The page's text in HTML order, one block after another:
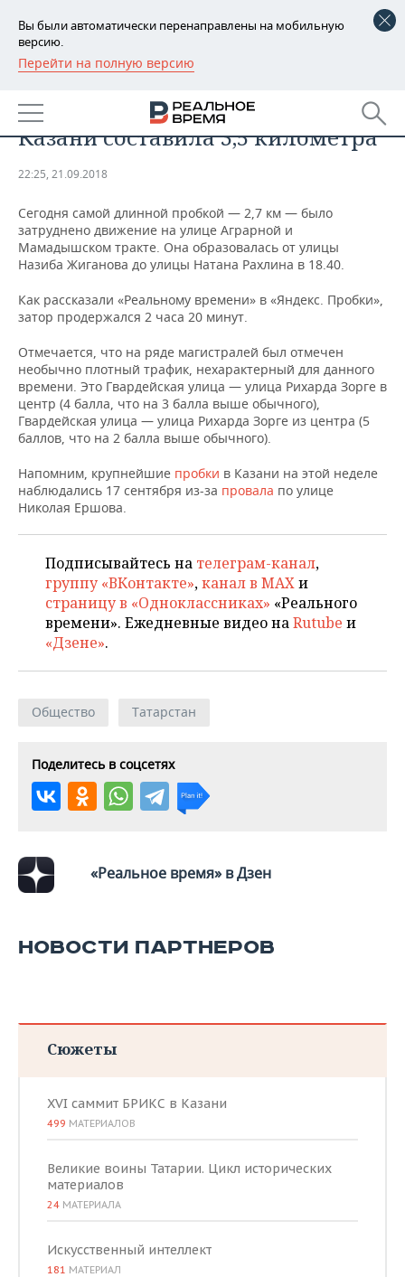
Вы были автоматически перенаправлены на мобильную
версию.
Перейти на полную версию
РЕГИОНЫ
БАШКОРТОСТАН
ТАТАРСТАН
НОВОСТИ
АНАЛИТИКА
ДЕКЛАРАЦИИ О ДОХОДАХ
КОРОЛИ ГОСЗАКАЗА ПФО
ВУЗЫ ТАТАРСТАНА
КОМУ ПРИНАДЛЕЖАТ
ТОРГОВЫЕ ЦЕНТРЫ
ТАТАРСТАНА
НОВОСТИ ЭКОНОМИКИ
ФИНАНСЫ
БАНКИ
БЮДЖЕТ
ИНВЕСТИЦИИ
ПРОМЫШЛЕННОСТЬ
НОВОСТИ
АГРОПРОМ
МАШИНОСТРОЕНИЕ
НЕФТЕХИМИЯ
ОПК
ЭНЕРГЕТИКА
НЕДВИЖИМОСТЬ
НОВОСТИ НЕДВИЖИМОСТИ
АВТО
НОВОСТИ АВТО
БИЗНЕС
НОВОСТИ БИЗНЕСА
РОЗНИЧНАЯ ТОРГОВЛЯ
ТРАНСПОРТ
ТЕХНОЛОГИИ
НОВОСТИ ТЕХНОЛОГИЙ
IT
ТЕЛЕКОММУНИКАЦИИ
МЕРОПРИЯТИЯ
НОВОСТИ МЕРОПРИЯТИЙ
БИЗНЕС-БРАНЧИ
ONLINE-КОНФЕРЕНЦИИ
ОТКРЫТАЯ ЛЕКЦИЯ
СПОРТ
ФУТБОЛ
ХОККЕЙ
БАСКЕТБОЛ
ФИГУРНОЕ КАТАНИЕ
ВОДНЫЕ ВИДЫ СПОРТА
ХОККЕЙ С МЯЧОМ
НОВОСТИ ОБЩЕСТВА
ВЛАСТЬ
ИНФРАСТРУКТУРА
МЕДИЦИНА
ОБРАЗОВАНИЕ
ПРОИСШЕСТВИЯ
ФОТОГАЛЕРЕЯ
СЮЖЕТЫ
СПРАВОЧНИК
Сегодня самая длинная пробка в
Казани составила 3,5 километра
22:25, 21.09.2018
Сегодня самой длинной пробкой — 2,7 км — было
затруднено движение на улице Аграрной и
Мамадышском тракте. Она образовалась от улицы
Назиба Жиганова до улицы Натана Рахлина в 18.40.
Как рассказали «Реальному времени» в «Яндекс. Пробки»,
затор продержался 2 часа 20 минут.
Отмечается, что на ряде магистралей был отмечен
необычно плотный трафик, нехарактерный для данного
времени. Это Гвардейская улица — улица Рихарда Зорге в
центр (4 балла, что на 3 балла выше обычного),
Гвардейская улица — улица Рихарда Зорге из центра (5
баллов, что на 2 балла выше обычного).
Напомним, крупнейшие пробки в Казани на этой неделе
наблюдались 17 сентября из-за провала по улице
Николая Ершова.
Подписывайтесь на телеграм-канал,
группу «ВКонтакте»,канал в MAXи
страницу в «Одноклассниках» «Реального
времени». Ежедневные видео наRutube и
«Дзене».
Общество Татарстан
Поделитесь в соцсетях
«Реальное время» в Дзен
НОВОСТИ ПАРТНЕРОВ
Сюжеты
XVI саммит БРИКС в Казани
499 МАТЕРИАЛОВ
Великие воины Татарии. Цикл исторических
материалов
24 МАТЕРИАЛА
Искусственный интеллект
181 МАТЕРИАЛ